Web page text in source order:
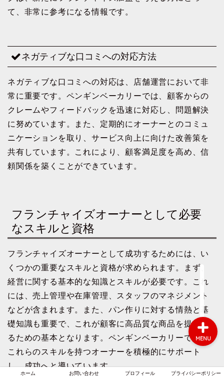
て、非常に参考になる情報です。
ネガティブな口コミへの対応方法
ネガティブな口コミへの対応は、店舗運営において非
常に重要です。ペンギンベーカリーでは、顧客からの
クレームやフィードバックを迅速に対応し、問題解決
に努めています。また、定期的にオーナーとのコミュ
ニケーションを取り、サービス向上に向けた改善策を
共有しています。これにより、顧客満足度を高め、信
頼関係を築くことができています。
フランチャイズオーナーとして必要
なスキルと資格
フランチャイズオーナーとして成功するためには、い
くつかの重要なスキルと資格が求められます。まず、
経営に関する基本的な知識とスキルが必要です。これ
には、売上管理や在庫管理、スタッフのマネジメント
などが含まれます。また、パン作りに対する情熱と基
礎知識も重要で、これが顧客に高品質な商品を提供す
るための基本となります。ペンギンベーカリーでは、
これらのスキルを持つオーナーを積極的にサポート
し、成功へと導いています。
ホーム お問い合わせ プロフィール プライバシーポリシー
MENU
プロフィール
プライバシーポリシー